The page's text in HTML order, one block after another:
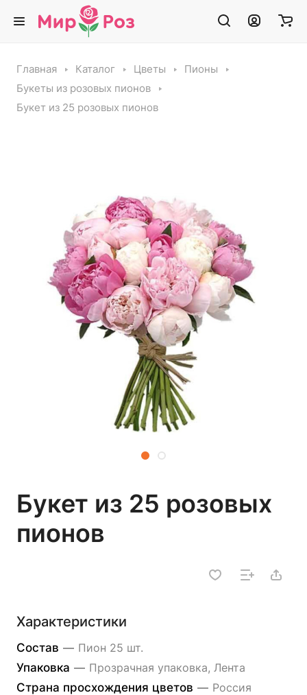
Главная Каталог Цветы
Пионы
Букеты из розовых пионов
Букет из 25 розовых пионов
Букет из 25 розовых
пионов
Характеристики
Состав — Пион 25 шт.
Упаковка — Прозрачная упаковка, Лента
Страна просхождения цветов — Россия